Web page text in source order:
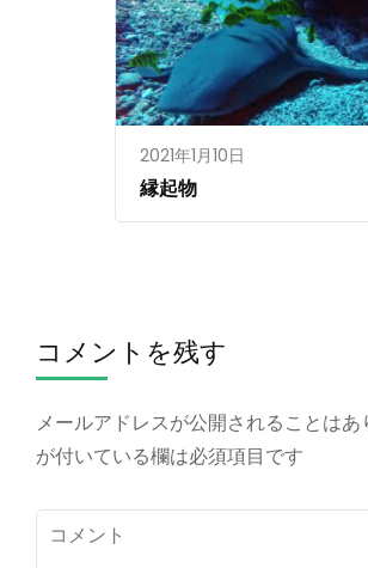
2021年1月10日
縁起物
コメントを残す
メールアドレスが公開されることはあ
が付いている欄は必須項目です
コ